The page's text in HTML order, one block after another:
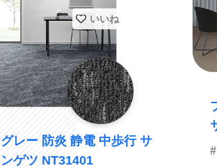
いいね
グレー 防炎 静電 中歩行 サ
ンゲツ NT31401